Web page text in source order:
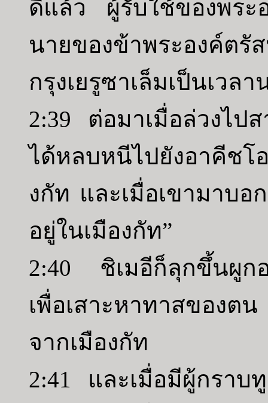
ดีแล้ว ผู้รับใช้ของพระ
นายของข้าพระองค์ต
กรุงเยรูซาเล็มเป็นเวลา
2:39 ต่อมาเมื่อล่วงไป
ได้หลบหนีไปยังอาคีชโ
งกัท และเมื่อเขามาบอ
อยู่ในเมืองกัท”
2:40 ชิเมอีก็ลุกขึ้นผูกอ
เพื่อเสาะหาทาสของต
จากเมืองกัท
2:41 และเมื่อมีผู้กราบ